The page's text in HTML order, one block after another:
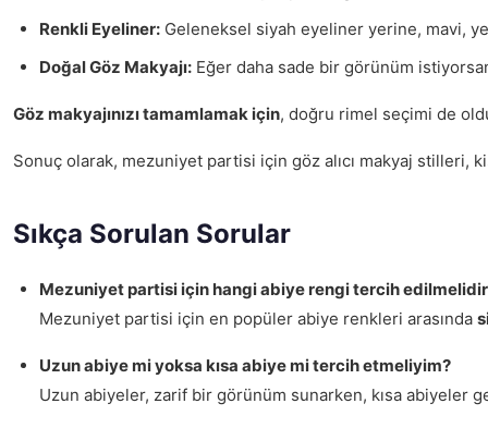
Renkli Eyeliner: Geleneksel siyah eyeliner yerine, mavi,
Doğal Göz Makyajı: Eğer daha sade bir görünüm
Göz makyajınızı tamamlamak için, doğru rimel seçimi de
Sonuç olarak, mezuniyet partisi için göz alıcı makyaj stilleri,
Sıkça Sorulan Sorular
Mezuniyet partisi için hangi abiye rengi tercih
Mezuniyet partisi için en popüler abiye renkleri arasında
Uzun abiye mi yoksa kısa abiye mi tercih etmeliyim?
Uzun abiyeler, zarif bir görünüm sunarken, kısa abiyeler